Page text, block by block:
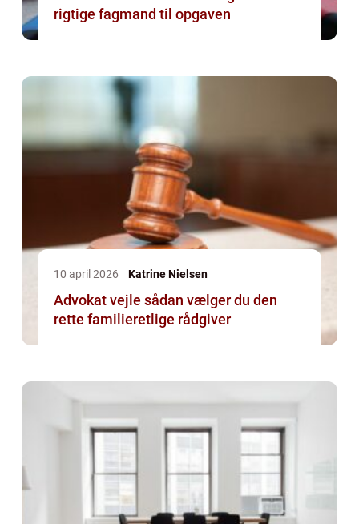
rigtige fagmand til opgaven
10 april 2026 Katrine Nielsen
Advokat vejle sådan vælger du den
rette familieretlige rådgiver